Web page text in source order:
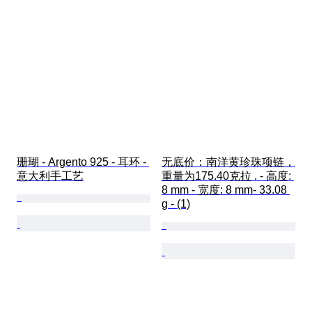
珊瑚 - Argento 925 - 耳环 -
意大利手工艺
无底价：南洋黄珍珠项链，
重量为175.40克拉 . - 高度:
8 mm - 宽度: 8 mm- 33.08
g - (1)